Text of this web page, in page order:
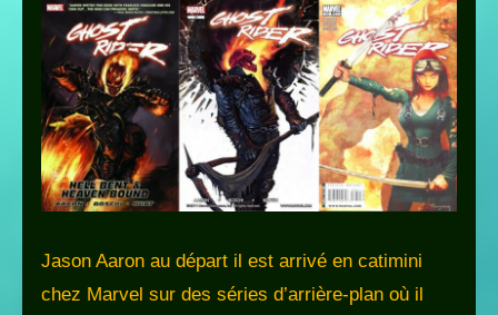
Jason Aaron au départ il est arrivé en catimini
chez Marvel sur des séries d’arrière-plan où il